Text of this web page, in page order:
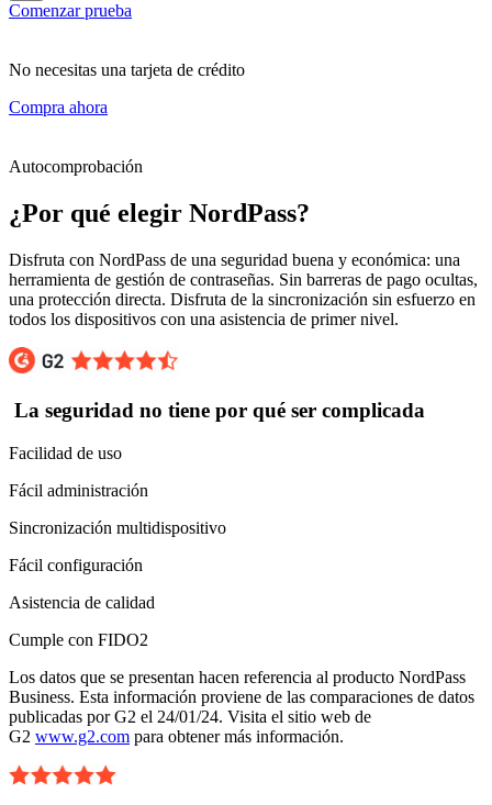
Comenzar prueba
No necesitas una tarjeta de crédito
Compra ahora
Autocomprobación
¿Por qué elegir NordPass?
Disfruta con NordPass de una seguridad buena y económica: una
herramienta de gestión de contraseñas. Sin barreras de pago ocultas,
una protección directa. Disfruta de la sincronización sin esfuerzo en
todos los dispositivos con una asistencia de primer nivel.
La seguridad no tiene por qué ser complicada
Facilidad de uso
Fácil administración
Sincronización multidispositivo
Fácil configuración
Asistencia de calidad
Cumple con FIDO2
Los datos que se presentan hacen referencia al producto NordPass
Business. Esta información proviene de las comparaciones de datos
publicadas por G2 el 24/01/24. Visita el sitio web de
G2 www.g2.com para obtener más información.